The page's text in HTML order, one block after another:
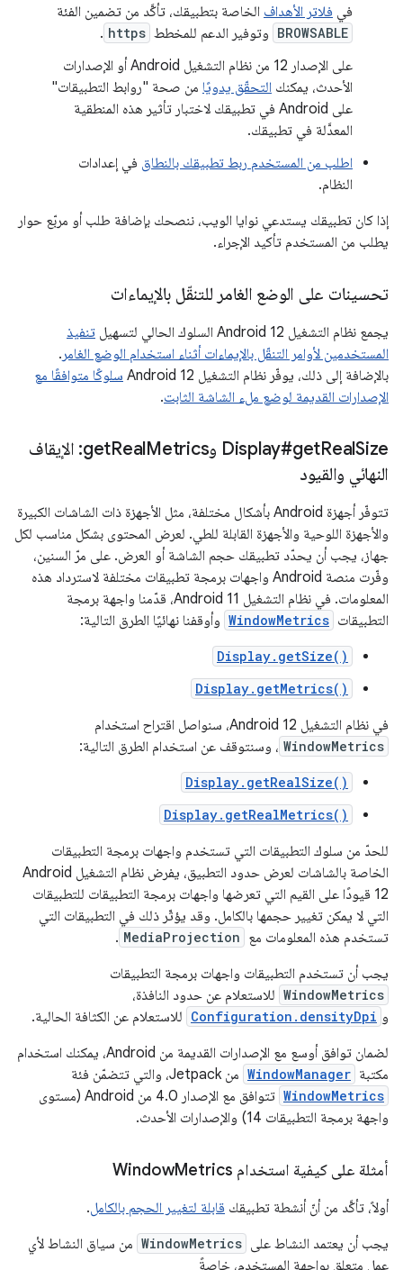
في فلاتر الأهداف الخاصة بتطبيقك، تأكَّد من تضمين الفئة
BROWSABLE وتوفير الدعم للمخطط https
.
على الإصدار 12 من نظام التشغيل Android أو الإصدارات
الأحدث، يمكنك التحقّق يدويًا من صحة "روابط التطبيقات"
على Android في تطبيقك لاختبار تأثير هذه المنطقية
المعدَّلة في تطبيقك.
اطلب من المستخدم ربط تطبيقك بالنطاق في إعدادات
النظام.
إذا كان تطبيقك يستدعي نوايا الويب، ننصحك بإضافة طلب أو مربّع حوار
يطلب من المستخدم تأكيد الإجراء.
تحسينات على الوضع الغامر للتنقّل بالإيماءات
يجمع نظام التشغيل Android 12 السلوك الحالي لتسهيل
تنفيذ
المستخدمين لأوامر التنقّل بالإيماءات أثناء استخدام الوضع الغامر .
بالإضافة إلى ذلك، يوفّر نظام التشغيل Android 12
سلوكًا متوافقًا مع
الإصدارات القديمة لوضع ملء الشاشة الثابت.
‫Display#getRealSize وget Real
Metrics: الإيقاف
النهائي والقيود
تتوفّر أجهزة Android بأشكال مختلفة، مثل الأجهزة ذات الشاشات الكبيرة
والأجهزة اللوحية والأجهزة القابلة للطي. لعرض المحتوى بشكل مناسب لكل
جهاز، يجب أن يحدّد تطبيقك حجم الشاشة أو العرض. على مرّ السنين،
وفّرت منصة Android واجهات برمجة تطبيقات مختلفة لاسترداد هذه
المعلومات. في نظام التشغيل Android 11، قدّمنا واجهة برمجة
التطبيقات WindowMetrics وأوقفنا نهائيًا الطرق التالية:
Display.getSize()
Display.getMetrics()
في نظام التشغيل Android 12، سنواصل اقتراح استخدام
WindowMetrics ، وسنتوقف عن استخدام الطرق التالية:
Display.getRealSize()
Display.getRealMetrics()
للحدّ من سلوك التطبيقات التي تستخدم واجهات برمجة التطبيقات
الخاصة بالشاشات لعرض حدود التطبيق، يفرض نظام التشغيل Android
12 قيودًا على القيم التي تعرضها واجهات برمجة التطبيقات للتطبيقات
التي لا يمكن تغيير حجمها بالكامل. وقد يؤثّر ذلك في التطبيقات التي
تستخدم هذه المعلومات مع MediaProjection
.
يجب أن تستخدم التطبيقات واجهات برمجة التطبيقات
WindowMetrics للاستعلام عن حدود النافذة،
و Configuration.densityDpi للاستعلام عن الكثافة الحالية.
لضمان توافق أوسع مع الإصدارات القديمة من Android، يمكنك استخدام
مكتبة WindowManager من Jetpack، والتي تتضمّن فئة
WindowMetrics
تتوافق مع الإصدار 4.0 من Android (مستوى
واجهة برمجة التطبيقات 14) والإصدارات الأحدث.
أمثلة على كيفية استخدام Window Metrics
أولاً، تأكَّد من أنّ أنشطة تطبيقك قابلة لتغيير الحجم بالكامل.
يجب أن يعتمد النشاط على WindowMetrics من سياق النشاط لأي
عمل متعلق بواجهة المستخدم، خاصةً